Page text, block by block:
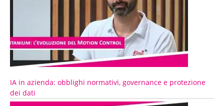
IA in azienda: obblighi normativi, governance e protezione
dei dati